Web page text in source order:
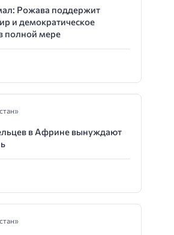
Рожава поддержит
и демократическое
полной мере
в Африне вынуждают